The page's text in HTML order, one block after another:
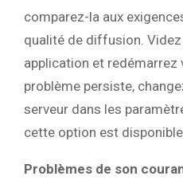
comparez-la aux
qualité de diffusion.
application et redémarrez
problème persiste,
serveur dans les
cette option est
Problèmes de son